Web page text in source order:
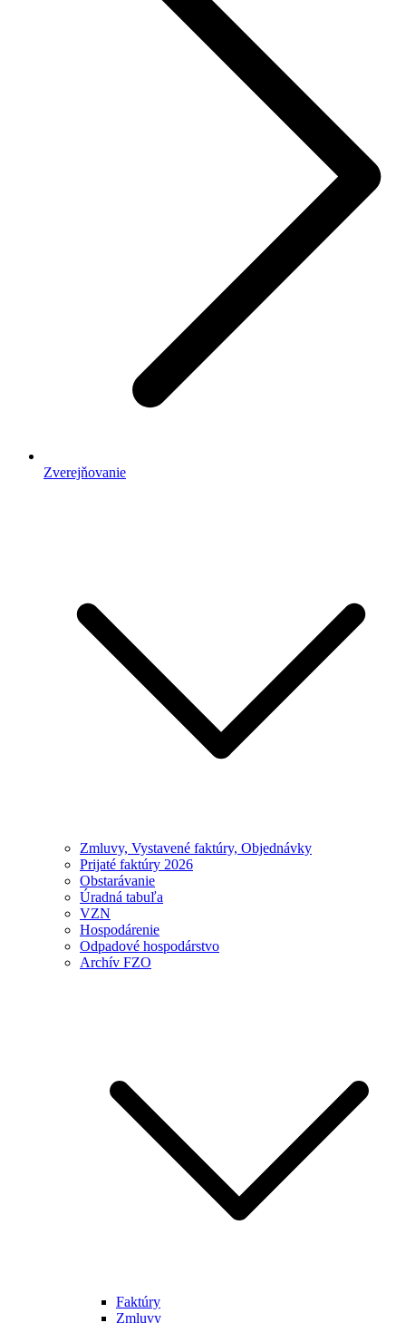
Zverejňovanie
Zmluvy, Vystavené faktúry, Objednávky
Prijaté faktúry 2026
Obstarávanie
Úradná tabuľa
VZN
Hospodárenie
Odpadové hospodárstvo
Archív FZO
Faktúry
Zmluvy